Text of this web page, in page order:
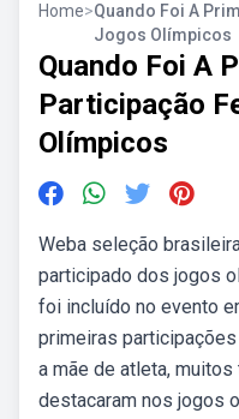
Home>Quando Foi A
Jogos Olímpicos
Quando Foi A
Participação
Olímpicos
Weba seleção
participado dos jogos
foi incluído no evento
primeiras
a mãe de atleta,
destacaram nos jogos